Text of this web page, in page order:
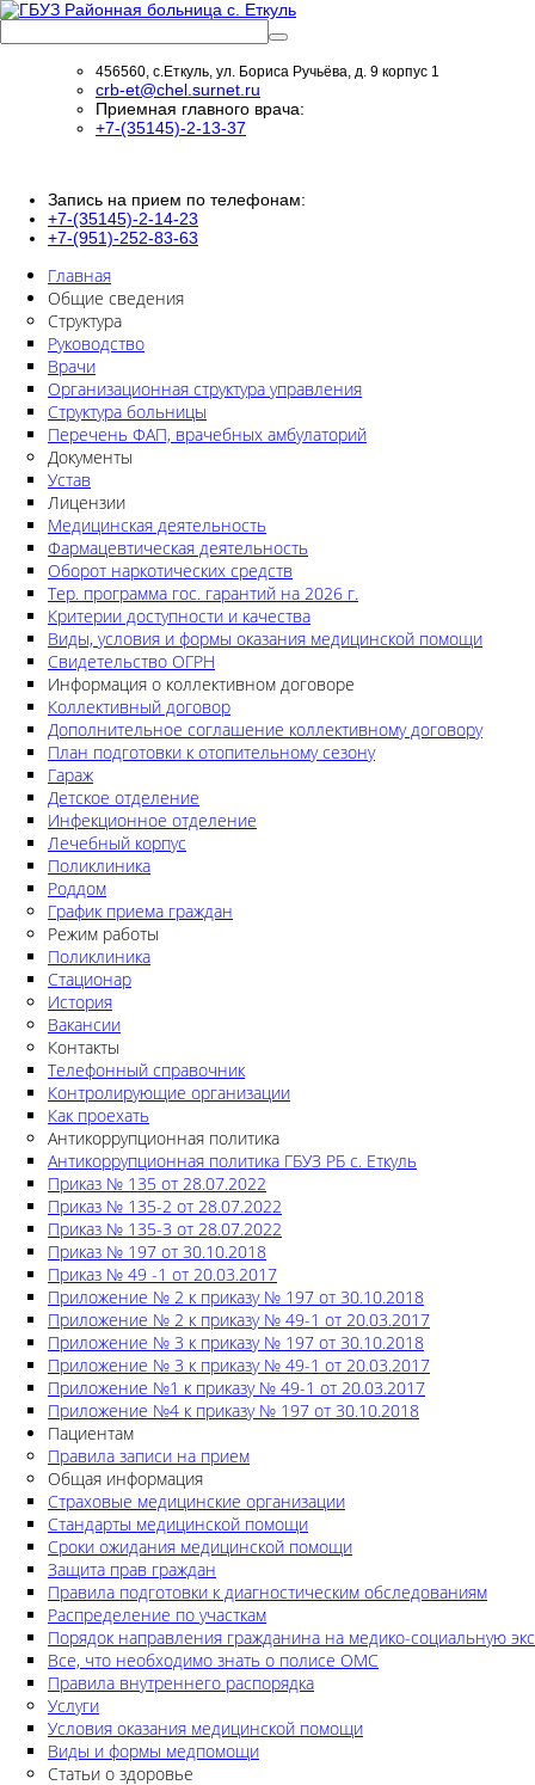
456560, с.Еткуль, ул. Бориса Ручьёва, д. 9 корпус 1
crb-et@chel.surnet.ru
Приемная главного врача:
+7-(35145)-2-13-37
Запись на прием по телефонам:
+7-(35145)-2-14-23
+7-(951)-252-83-63
Главная
Общие сведения
Структура
Руководство
Врачи
Организационная структура управления
Структура больницы
Перечень ФАП, врачебных амбулаторий
Документы
Устав
Лицензии
Медицинская деятельность
Фармацевтическая деятельность
Оборот наркотических средств
Тер. программа гос. гарантий на 2026 г.
Критерии доступности и качества
Виды, условия и формы оказания медицинской помощи
Свидетельство ОГРН
Информация о коллективном договоре
Коллективный договор
Дополнительное соглашение коллективному договору
План подготовки к отопительному сезону
Гараж
Детское отделение
Инфекционное отделение
Лечебный корпус
Поликлиника
Роддом
График приема граждан
Режим работы
Поликлиника
Стационар
История
Вакансии
Контакты
Телефонный справочник
Контролирующие организации
Как проехать
Антикоррупционная политика
Антикоррупционная политика ГБУЗ РБ с. Еткуль
Приказ № 135 от 28.07.2022
Приказ № 135-2 от 28.07.2022
Приказ № 135-3 от 28.07.2022
Приказ № 197 от 30.10.2018
Приказ № 49 -1 от 20.03.2017
Приложение № 2 к приказу № 197 от 30.10.2018
Приложение № 2 к приказу № 49-1 от 20.03.2017
Приложение № 3 к приказу № 197 от 30.10.2018
Приложение № 3 к приказу № 49-1 от 20.03.2017
Приложение №1 к приказу № 49-1 от 20.03.2017
Приложение №4 к приказу № 197 от 30.10.2018
Пациентам
Правила записи на прием
Общая информация
Страховые медицинские организации
Стандарты медицинской помощи
Сроки ожидания медицинской помощи
Защита прав граждан
Правила подготовки к диагностическим обследованиям
Распределение по участкам
Порядок направления гражданина на медико-социальную
Все, что необходимо знать о полисе ОМС
Правила внутреннего распорядка
Услуги
Условия оказания медицинской помощи
Виды и формы медпомощи
Статьи о здоровье